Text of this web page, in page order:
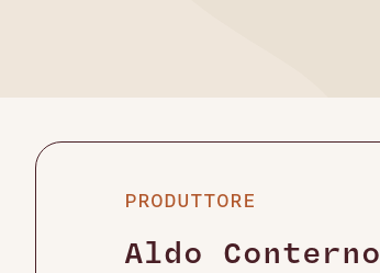
PRODUTTORE
Aldo Conterno